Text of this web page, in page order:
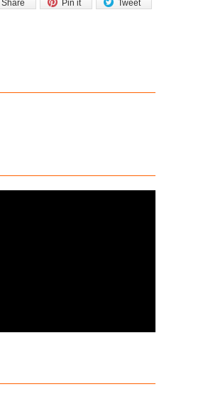
Tweet
Pin it
Share